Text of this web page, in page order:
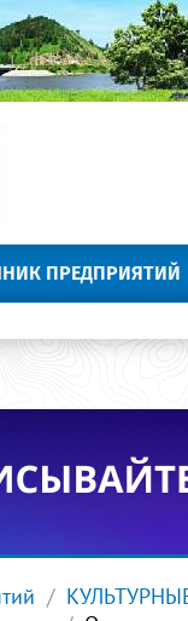
ПРЕДПРИЯТИЙ